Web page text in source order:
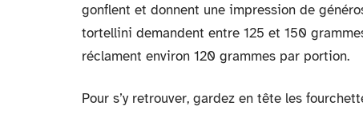
gonflent et donnent une impression de
tortellini demandent entre 125 et 150
réclament environ 120 grammes par portion.
Pour s’y retrouver, gardez en tête les